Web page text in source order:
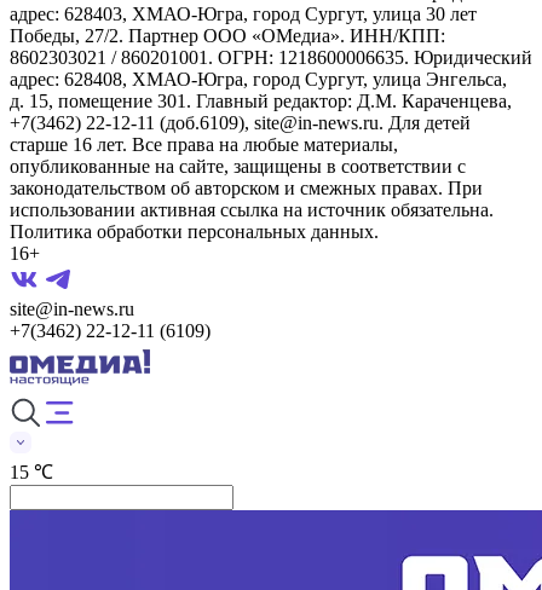
адрес: 628403, ХМАО-Югра, город Сургут, улица 30 лет
Победы, 27/2. Партнер ООО «ОМедиа». ИНН/КПП:
8602303021 / 860201001. ОГРН: 1218600006635. Юридический
адрес: 628408, ХМАО-Югра, город Сургут, улица Энгельса,
д. 15, помещение 301. Главный редактор: Д.М. Караченцева,
+7(3462) 22-12-11 (доб.6109), site@in-news.ru. Для детей
старше 16 лет. Все права на любые материалы,
опубликованные на сайте, защищены в соответствии с
законодательством об авторском и смежных правах. При
использовании активная ссылка на источник обязательна.
Политика обработки персональных данных.
16+
site@in-news.ru
+7(3462) 22-12-11 (6109)
15 ℃